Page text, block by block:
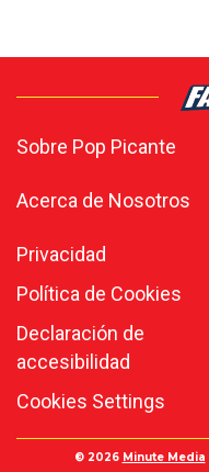
Sobre Pop Picante
Acerca de Nosotros
Privacidad
Política de Cookies
Declaración de
accesibilidad
Cookies Settings
© 2026 Minute Media